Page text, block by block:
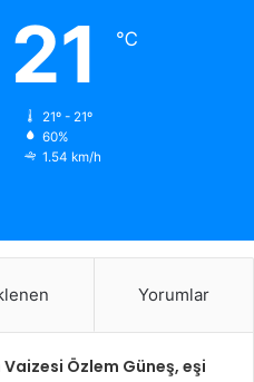
21 ℃
21º - 21º
60%
1.54 km/h
Yorumlar
Vaizesi Özlem Güneş, eşi